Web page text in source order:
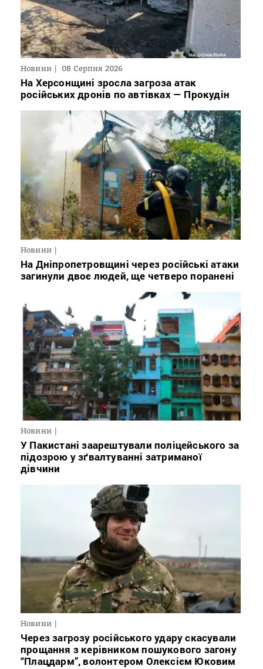
Новини 08 Серпня 2026
На Херсонщині зросла загроза атак
російських дронів по автівках — Прокудін
Новини
На Дніпропетровщині через російські атаки
загинули двоє людей, ще четверо поранені
Новини
У Пакистані заарештували поліцейського за
підозрою у зґвалтуванні затриманої
дівчини
Новини
Через загрозу російського удару скасували
прощання з керівником пошукового загону
“Плацдарм”, волонтером Олексієм Юковим